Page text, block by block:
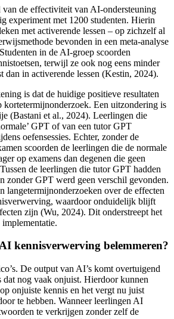
van de effectiviteit van AI-ondersteuning
experiment met 1200 studenten. Hierin
met activerende lessen – op zichzelf al
bevonden in een meta-analyse
in de AI-groep scoorden
terwijl ze ook nog eens minder
in activerende lessen (Kestin, 2024).
is dat de huidige positieve resultaten
kortetermijnonderzoek. Een uitzondering is
(Bastani et al., 2024). Leerlingen die
GPT of van een tutor GPT
oefensessies. Echter, zonder de
scoorden de leerlingen die de normale
op examens dan degenen die geen
de leerlingen die tutor GPT hadden
zonder GPT werd geen verschil gevonden.
langetermijnonderzoeken over de effecten
waardoor onduidelijk blijft
zijn (Wu, 2024). Dit onderstreept het
kennisverwerving belemmeren?
De output van AI’s komt overtuigend
dat nog vaak onjuist. Hierdoor kunnen
onjuiste kennis en het vergt nu juist
te hebben. Wanneer leerlingen AI
te verkrijgen zonder zelf de